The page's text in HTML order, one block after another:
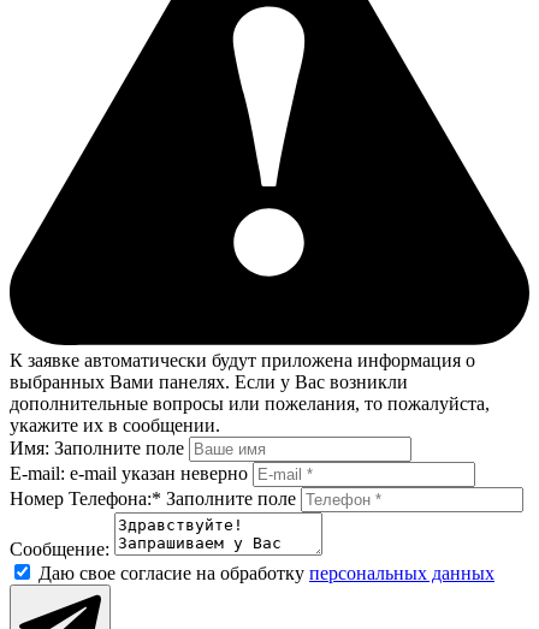
К заявке автоматически будут приложена информация о
выбранных Вами панелях. Если у Вас возникли
дополнительные вопросы или пожелания, то пожалуйста,
укажите их в сообщении.
Имя: Заполните поле
E-mail: e-mail указан неверно
Номер Телефона:* Заполните поле
Сообщение:
Даю свое согласие на обработку персональных данных